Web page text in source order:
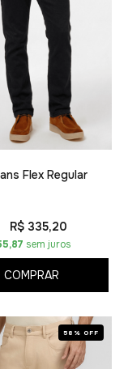
Flex Regular
R$ 335,20
sem juros
COMPRAR
58% OFF